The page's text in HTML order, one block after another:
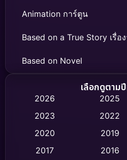
Animation การ์ตูน
Based on a True Story เรื่อง
Based on Novel
Biography ชีวิตจริง
Classic หนังคลาสสิก
Comedy ตลก
เลือกดูตาม
2026 2025
2023
2022
2020
2019
2017
2016